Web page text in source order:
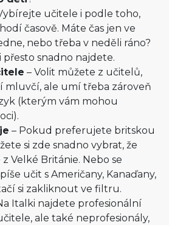
učitele i podle toho,
časově. Máte čas jen ve
nebo třeba v neděli ráno?
přesto snadno najdete.
– Volit můžete z učitelů,
mluvčí, ale umí třeba zároveň
(kterým vám mohou
– Pokud preferujete britskou
si zde snadno vybrat, že
Velké Británie. Nebo se
učit s Američany, Kanaďany,
si zakliknout ve filtru.
Italki najdete profesionální
ale také neprofesionály,